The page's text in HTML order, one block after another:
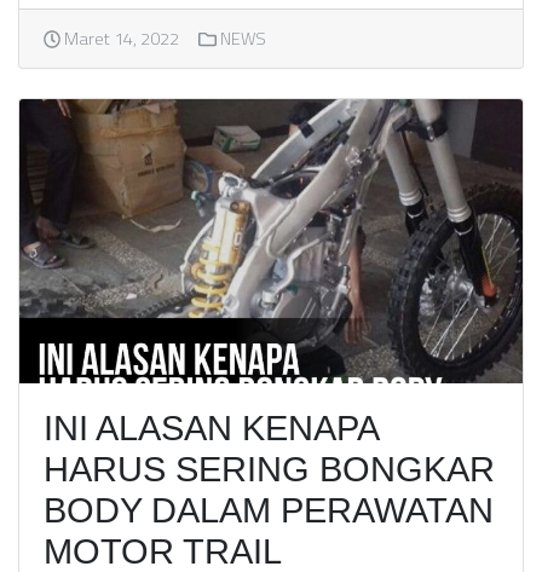
Maret 14, 2022 NEWS
INI ALASAN KENAPA
HARUS SERING BONGKAR
BODY DALAM PERAWATAN
MOTOR TRAIL